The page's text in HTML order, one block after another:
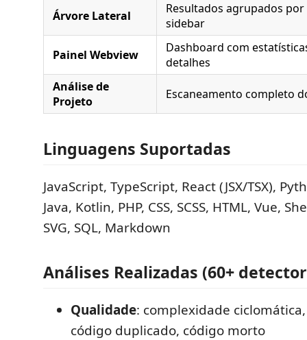
Árvore Lateral
Resultados agrupados
sidebar
Painel Webview
Dashboard com
detalhes
Análise de
Projeto
Escaneamento completo
Linguagens Suportadas
JavaScript, TypeScript, React (JSX/TSX),
Java, Kotlin, PHP, CSS, SCSS, HTML, Vue,
SVG, SQL, Markdown
Análises Realizadas (60+
Qualidade: complexidade
código duplicado, código morto